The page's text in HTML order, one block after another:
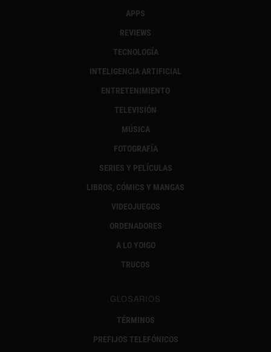
APPS
REVIEWS
TECNOLOGÍA
INTELIGENCIA ARTIFICIAL
ENTRETENIMIENTO
TELEVISIÓN
MÚSICA
FOTOGRAFÍA
SERIES Y PELÍCULAS
LIBROS, CÓMICS Y MANGAS
VIDEOJUEGOS
ORDENADORES
A LO YOIGO
TRUCOS
GLOSARIOS
TÉRMINOS
PREFIJOS TELEFÓNICOS